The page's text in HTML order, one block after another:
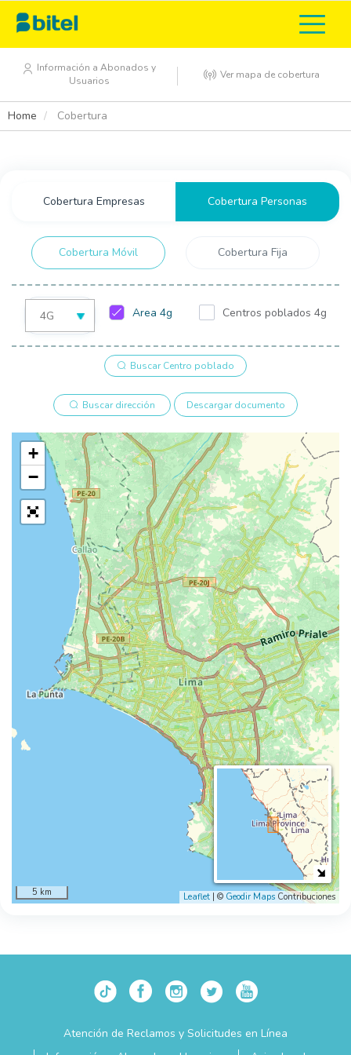
Top
menu
Información a Abonados y
Usuarios
Ver mapa de cobertura
Home Cobertura
Cobertura Empresas Cobertura Personas
Cobertura Móvil Cobertura Fija
4G Area 4g Centros poblados 4g
Buscar Centro poblado
Buscar dirección Descargar documento
+
−
5 km Leaflet | © Geodir Maps Contribuciones
Footer
Atención de Reclamos y Solicitudes en Línea